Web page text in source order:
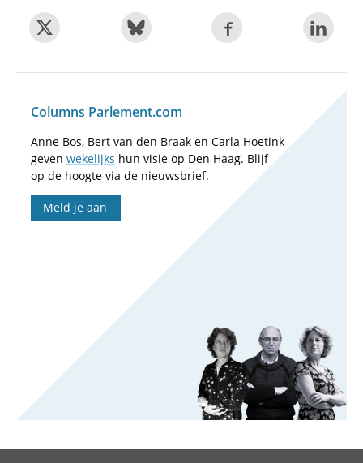
Columns Parlement.com
Anne Bos, Bert van den Braak en Carla Hoetink
geven wekelijks hun visie op Den Haag. Blijf
op de hoogte via de nieuwsbrief.
Meld je aan